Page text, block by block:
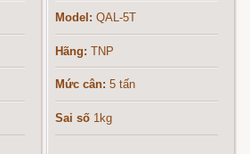
Model: QAL-5T
Hãng: TNP
Mức cân: 5 tấn
Sai số 1kg